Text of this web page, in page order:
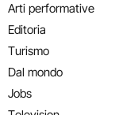
Arti performative
Editoria
Turismo
Dal mondo
Jobs